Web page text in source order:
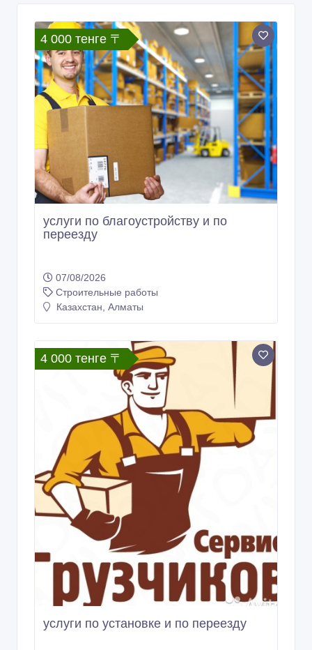
4 000 тенге 〒
услуги по благоустройству и по
переезду
07/08/2026
Строительные работы
Казахстан, Алматы
4 000 тенге 〒
услуги по установке и по переезду